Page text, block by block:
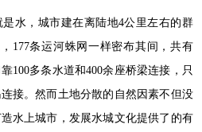
水，城市建在离陆地4公里左右的群
177条运河蛛网一样密布其间，共有
100多条水道和400余座桥梁连接，只
接。然而土地分散的自然因素不但没
水上城市，发展水城文化提供了的有